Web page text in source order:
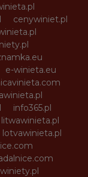
cenywiniet.pl
e-winieta.eu
info365.pl
litwawinieta.pl
lotvawinieta.pl